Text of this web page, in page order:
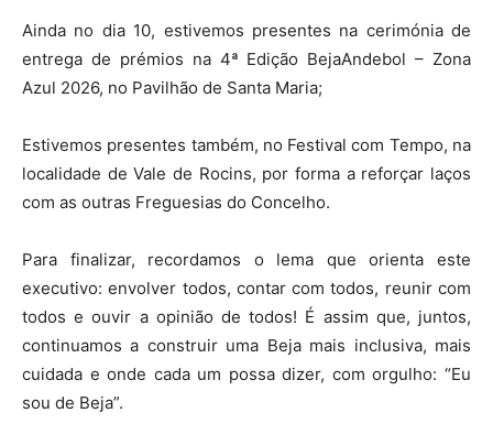
Ainda no dia 10, estivemos presentes na cerimónia de
entrega de prémios na 4ª Edição BejaAndebol – Zona
Azul 2026, no Pavilhão de Santa Maria;
Estivemos presentes também, no Festival com Tempo, na
localidade de Vale de Rocins, por forma a reforçar laços
com as outras Freguesias do Concelho.
Para finalizar, recordamos o lema que orienta este
executivo: envolver todos, contar com todos, reunir com
todos e ouvir a opinião de todos! É assim que, juntos,
continuamos a construir uma Beja mais inclusiva, mais
cuidada e onde cada um possa dizer, com orgulho: “Eu
sou de Beja”.